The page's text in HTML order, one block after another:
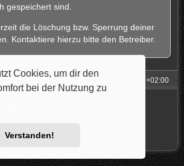
Cookies, um dir den
bei der Nutzung zu
Verstanden!
gespeichert sind.
die Löschung bzw. Sperrung deiner
Kontaktiere hierzu bitte den Betreiber.
UTC+02:00